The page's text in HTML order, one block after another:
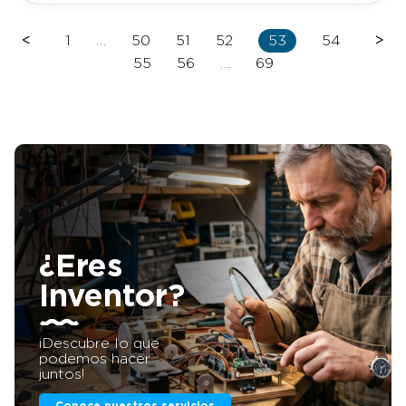
accesibles, cercanos y damos cientos de
los contagios! DCC (Dispositivo de control de
contagios) es un dispositivo muy eficaz
Sanidad gracias a su configuración editable.
Cuando dos operarios invaden la distancia de
seguridad, el dispositivo emite una señal acústica
y luminosa un tiempo previo al tiempo máximo
establecido, como preaviso. Si no se corrige la
distancia, una vez llega el tiempo máximo
programado el DCC avisa nuevamente y deja
registrado en el servidor de la compañía el
incidente. Con el fin de reforzar medidas, deja
constancia de quién y cuándo ocurre el suceso.
Si eres Empresario/inversor esta es tu
oportunidad. Puedes invertir en proyectos
patentados sin tener que adelantar dinero. Si
quieres más información de esta patente,
llámanos o mándanos un Whatsapp al +34 623 30
88 74, nuestro email
es tienda@lafabricadeinventos.com. Somos muy
accesibles, cercanos y damos cientos de
< 1 50 51 52 53
54
55
56 69
>
¿Eres
Inventor?
¡Descubre lo que
podemos hacer
juntos!